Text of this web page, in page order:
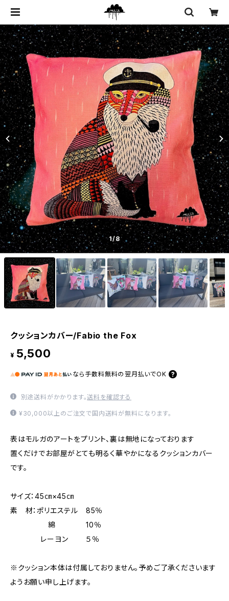
1/8
クッションカバー/Fabio the Fox
¥ 5,500
なら 手数料無料の 翌月払いでOK
別途送料がかかります。送料を確認する
¥30,000以上のご注文で国内送料が無料になります。
表はモルガのアートをプリント、裏は無地になっております
置くだけでお部屋がとても明るく華やかになるクッションカバー
です。
サイズ：45㎝×45㎝
素 材：ポリエステル 85％
綿 10％
レーヨン ５％
※クッション本体は付属しておりません。予めご了承くださいます
ようお願い申し上げます。